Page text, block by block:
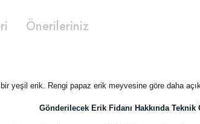
Önerileriniz
yeşil erik. Rengi papaz erik meyvesine göre daha
Gönderilecek Erik Fidanı Hakkında Teknik